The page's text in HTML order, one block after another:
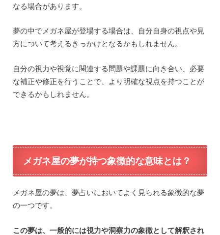
なる場合があります。
夢の中でメガネ屋が登場する場合は、自分自身の視点や見
方について考えるきっかけとなるかもしれません。
自分の視力や視覚に関連する問題や課題に向き合い、必要
な補正や修正を行うことで、より明確な視点を持つことが
できるかもしれません。
メガネ屋の夢が持つ象徴的な意味とは？
メガネ屋の夢は、夢占いにおいてよく見られる象徴的な夢
の一つです。
この夢は、一般的には視力や洞察力の象徴として解釈され